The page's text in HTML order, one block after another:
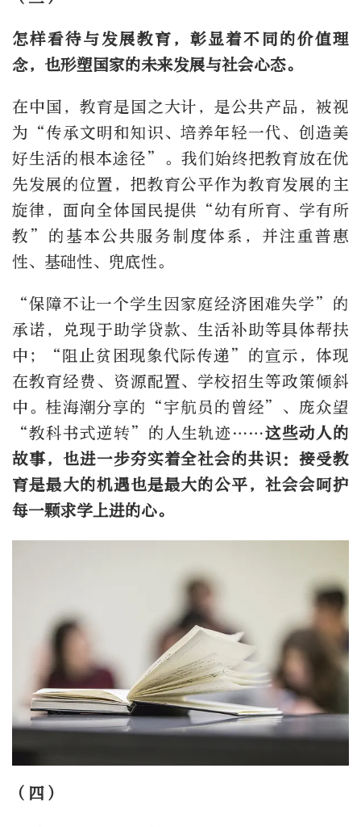
怎样看待与发展教育，彰显着不同的价值理
念，也形塑国家的未来发展与社会心态。
在中国，教育是国之大计，是公共产品，被视
为“传承文明和知识、培养年轻一代、创造美
好生活的根本途径”。我们始终把教育放在优
先发展的位置，把教育公平作为教育发展的主
旋律，面向全体国民提供“幼有所育、学有所
教”的基本公共服务制度体系，并注重普惠
性、基础性、兜底性。
“保障不让一个学生因家庭经济困难失学”的
承诺，兑现于助学贷款、生活补助等具体帮扶
中；“阻止贫困现象代际传递”的宣示，体现
在教育经费、资源配置、学校招生等政策倾斜
中。桂海潮分享的“宇航员的曾经”、庞众望
“教科书式逆转”的人生轨迹……这些动人的
故事，也进一步夯实着全社会的共识：接受教
育是最大的机遇也是最大的公平，社会会呵护
每一颗求学上进的心。
（四）